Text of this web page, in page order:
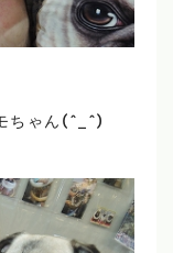
ちゃん(^_^)